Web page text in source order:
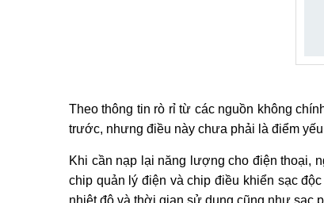
Theo thông tin rò rỉ từ các nguồn không
trước, nhưng điều này chưa phải là điểm
Khi cần nạp lại năng lượng cho điện thoại,
chip quản lý điện và chip điều khiển sạc
nhiệt độ và thời gian sử dụng cũng như sạc